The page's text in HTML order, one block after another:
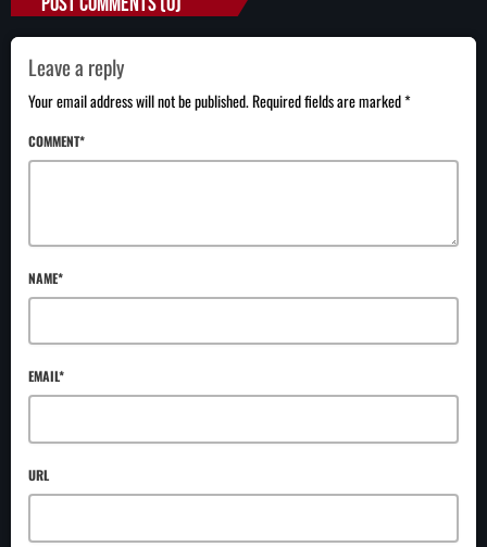
Leave a reply
Your email address will not be published. Required fields are marked *
COMMENT*
NAME*
EMAIL*
URL